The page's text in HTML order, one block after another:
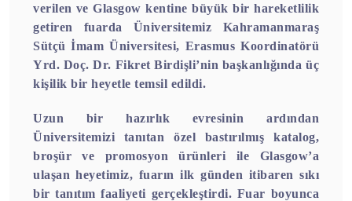
verilen ve Glasgow kentine büyük bir hareketlilik
getiren fuarda Üniversitemiz Kahramanmaraş
Sütçü İmam Üniversitesi, Erasmus Koordinatörü
Yrd. Doç. Dr. Fikret Birdişli’nin başkanlığında üç
kişilik bir heyetle temsil edildi.
Uzun bir hazırlık evresinin ardından
Üniversitemizi tanıtan özel bastırılmış katalog,
broşür ve promosyon ürünleri ile Glasgow’a
ulaşan heyetimiz, fuarın ilk günden itibaren sıkı
bir tanıtım faaliyeti gerçekleştirdi. Fuar boyunca